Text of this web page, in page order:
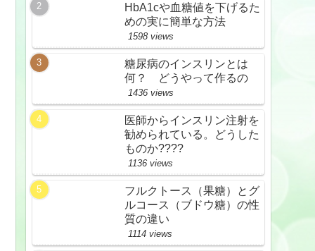
HbA1cや血糖値を下げるた
めの実に簡単な方法
1598 views
糖尿病のインスリンとは
何？ どうやって作るの
1436 views
医師からインスリン注射を
勧められている。どうした
ものか????
1136 views
フルクトース（果糖）とグ
ルコース（ブドウ糖）の性
質の違い
1114 views